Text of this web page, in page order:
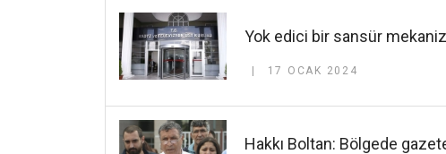
Yok edici bir sansür
17 OCAK 2024
Hakkı Boltan: Bölgede